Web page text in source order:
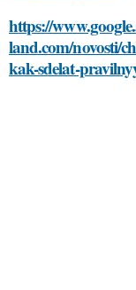
https://
land.com/novosti/
kak-sdelat-